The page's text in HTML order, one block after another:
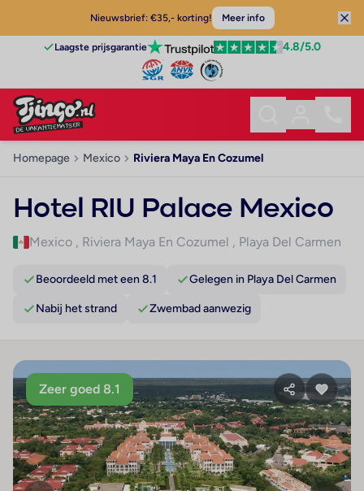
Nieuwsbrief: €35,- korting! Meer info
Laagste prijsgarantie 4.8/5.0
Homepage Mexico Riviera Maya En Cozumel
Hotel RIU Palace Mexico
Mexico , Riviera Maya En Cozumel , Playa Del Carmen
Beoordeeld met een 8.1 Gelegen in Playa Del Carmen
Nabij het strand Zwembad aanwezig
Zeer goed 8.1